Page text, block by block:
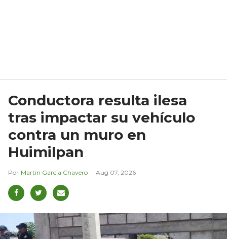
Conductora resulta ilesa
tras impactar su vehículo
contra un muro en
Huimilpan
Martín García Chavero Aug 07, 2026